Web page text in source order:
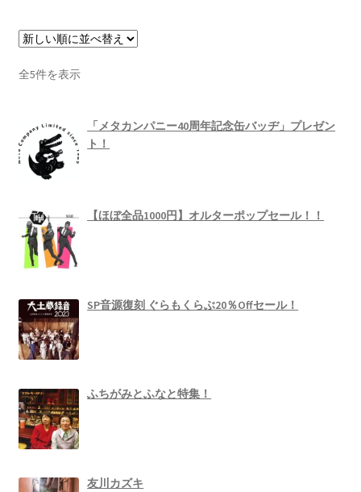
全5件を表示新
「メタカンパニー40周年記念缶バッヂ」プレゼン
ト！
【ほぼ全品1000円】オルターポップセール！！
SP音源復刻 ぐらもくらぶ20％Offセール！
ふちがみとふなと特集！
友川カズキ